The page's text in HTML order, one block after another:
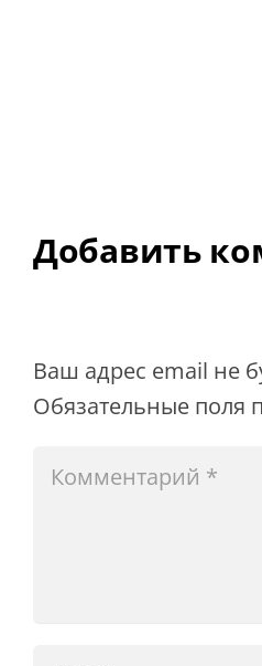
Добавить
Ваш адрес email не
Обязательные поля